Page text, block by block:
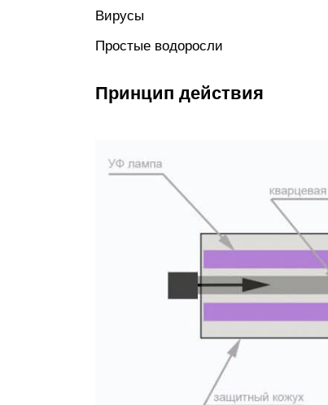
Вирусы
Простые водоросли
Принцип действия